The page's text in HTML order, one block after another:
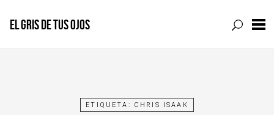
EL GRIS DE TUS OJOS
ETIQUETA: CHRIS ISAAK